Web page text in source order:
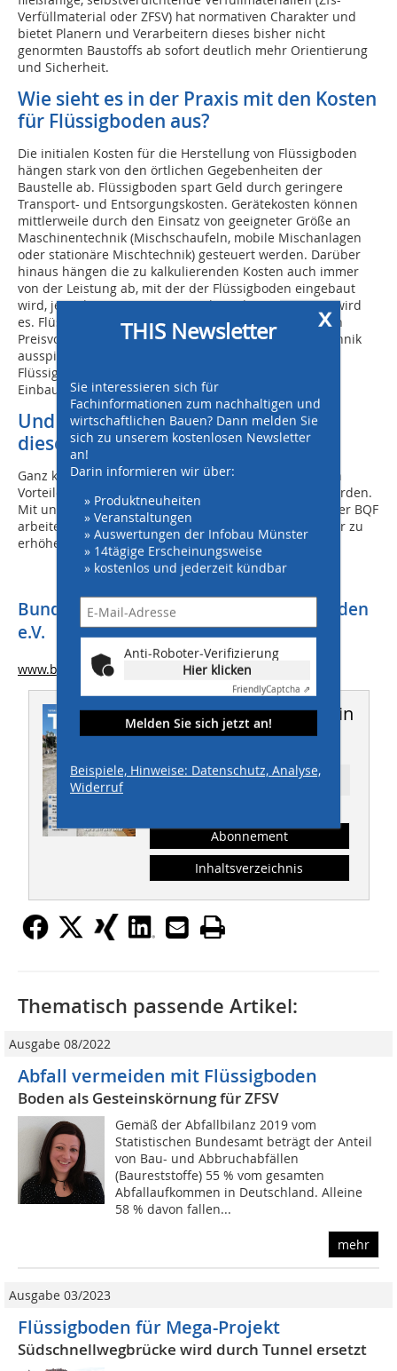
Verfüllmaterial oder ZFSV) hat normativen Charakter und
bietet Planern und Verarbeitern dieses bisher nicht
genormten Baustoffs ab sofort deutlich mehr Orientierung
und Sicherheit.
Wie sieht es in der Praxis mit den Kosten
für Flüssigboden aus?
Die initialen Kosten für die Herstellung von Flüssigboden
hängen stark von den örtlichen Gegebenheiten der
Baustelle ab. Flüssigboden spart Geld durch geringere
Transport- und Entsorgungskosten. Gerätekosten können
mittlerweile durch den Einsatz von geeigneter Größe an
Maschinentechnik (Mischschaufeln, mobile Mischanlagen
oder stationäre Mischtechnik) gesteuert werden. Darüber
hinaus hängen die zu kalkulierenden Kosten auch immer
von der Leistung ab, mit der der Flüssigboden eingebaut
wird, je mehr Menge pro Zeiteinheit, desto günstiger wird
es. Flüssigboden kann hier zunehmend häufiger einen
Preisvorteil gegenüber der herkömmlichen Einbautechnik
ausspielen. Langfristig gesehen amortisiert sich
Flüssigboden jedoch in jedem Fall durch seine höhere
Einbauqualität und Stabilität.
Und wie steht es um die Akzeptanz
dieser Bauweise in der Praxis?
Ganz klar: Ingenieure und Bauherren müssen von den
Vorteilen des Flüssigbodens erst einmal überzeugt werden.
Mit unseren regelmäßig stattfindenden Lehrgängen der BQF
arbeiten wir kontinuierlich daran, die Akzeptanz weiter zu
erhöhen.
Bundesqualitätsgemeinschaft Flüssigböden
e.V.
www.bqf-fluessigboden.de
Dieser Artikel erschien in
THIS 04/2025
Ressort: TIEFBAU
Abonnement
Inhaltsverzeichnis
x
THIS Newsletter
Sie interessieren sich für
Fachinformationen zum nachhaltigen und
wirtschaftlichen Bauen? Dann melden Sie
sich zu unserem kostenlosen Newsletter
an!
Darin informieren wir über:
» Produktneuheiten
» Veranstaltungen
» Auswertungen der Infobau Münster
» 14tägige Erscheinungsweise
» kostenlos und jederzeit kündbar
Anti-Roboter-Verifizierung
Hier klicken
FriendlyCaptcha ⇗
Melden Sie sich jetzt an!
Beispiele, Hinweise: Datenschutz, Analyse,
Widerruf
Thematisch passende Artikel:
Ausgabe 08/2022
Abfall vermeiden mit Flüssigboden
Boden als Gesteinskörnung für ZFSV
Gemäß der Abfallbilanz 2019 vom
Statistischen Bundesamt beträgt der Anteil
von Bau- und Abbruchabfällen
(Baureststoffe) 55 % vom gesamten
Abfallaufkommen in Deutschland. Alleine
58 % davon fallen...
mehr
Ausgabe 03/2023
Flüssigboden für Mega-Projekt
Südschnellwegbrücke wird durch Tunnel ersetzt